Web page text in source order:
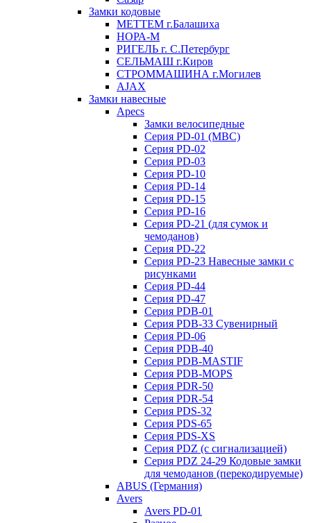
Замки кодовые
МЕТТЕМ г.Балашиха
НОРА-М
РИГЕЛЬ г. С.Петербург
СЕЛЬМАШ г.Киров
СТРОММАШИНА г.Могилев
AJAX
Замки навесные
Apecs
Замки велосипедные
Серия PD-01 (МВС)
Серия PD-02
Серия PD-03
Серия PD-10
Серия PD-14
Серия PD-15
Серия PD-16
Серия PD-21 (для сумок и
чемоданов)
Серия PD-22
Серия PD-23 Навесные замки с
рисунками
Серия PD-44
Серия PD-47
Серия PDB-01
Серия PDB-33 Сувенирный
Серия PD-06
Серия PDB-40
Серия PDB-MASTIF
Серия PDB-MOPS
Серия PDR-50
Серия PDR-54
Серия PDS-32
Серия PDS-65
Серия PDS-XS
Серия PDZ (с сигнализацией)
Серия PDZ 24-29 Кодовые замки
для чемоданов (перекодируемые)
ABUS (Германия)
Avers
Avers PD-01